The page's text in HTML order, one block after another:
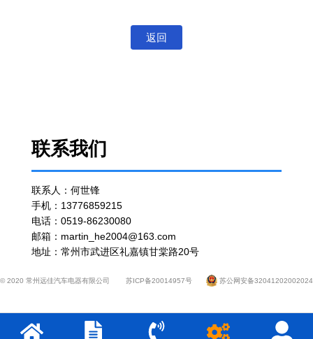
返回
联系我们
联系人：何世锋
手机：13776859215
电话：0519-86230080
邮箱：martin_he2004@163.com
地址：常州市武进区礼嘉镇甘棠路20号
© 2020 常州远佳汽车电器有限公司 苏ICP备20014957号 苏公网安备32041202002024